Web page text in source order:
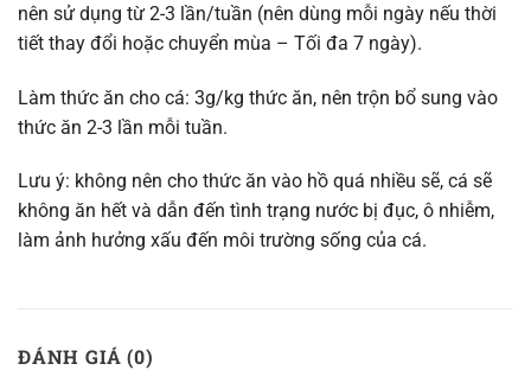
nên sử dụng từ 2-3 lần/tuần (nên dùng mỗi ngày nếu thời
tiết thay đổi hoặc chuyển mùa – Tối đa 7 ngày).
Làm thức ăn cho cá: 3g/kg thức ăn, nên trộn bổ sung vào
thức ăn 2-3 lần mỗi tuần.
Lưu ý: không nên cho thức ăn vào hồ quá nhiều sẽ, cá sẽ
không ăn hết và dẫn đến tình trạng nước bị đục, ô nhiễm,
làm ảnh hưởng xấu đến môi trường sống của cá.
ĐÁNH GIÁ (0)